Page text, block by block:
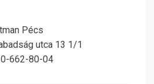
Pécs
utca 13 1/1
662-80-04